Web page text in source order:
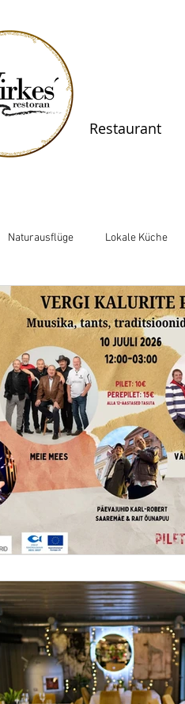
Restaurant
Naturausflüge Lokale Küche
Gatherings